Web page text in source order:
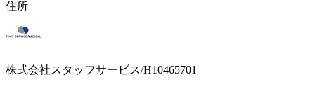
住所
株式会社スタッフサービス/H10465701